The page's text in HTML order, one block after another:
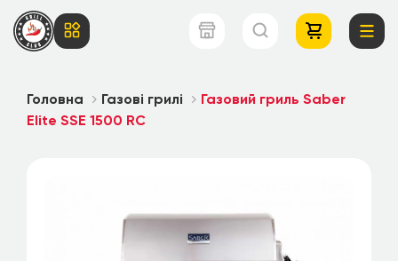
Головна Газові грилі
Газовий гриль Saber
Elite SSE 1500 RC